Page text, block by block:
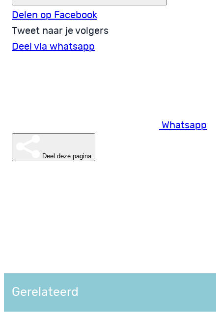
Delen op Facebook
Tweet naar je volgers
Deel via whatsapp
Whatsapp
Deel deze pagina
Gerelateerd